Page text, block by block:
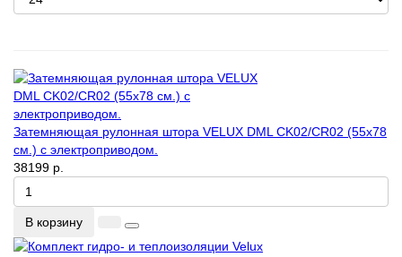
Затемняющая рулонная штора VELUX DML CK02/CR02 (55x78
см.) с электроприводом.
38199 р.
В корзину